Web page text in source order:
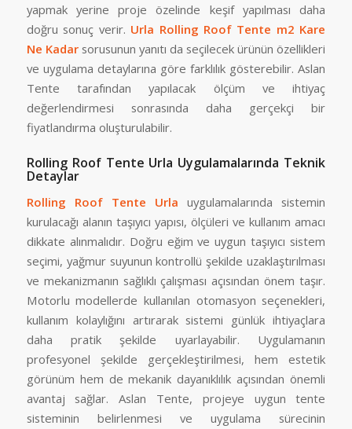
yapmak yerine proje özelinde keşif yapılması daha
doğru sonuç verir. Urla Rolling Roof Tente m2 Kare
Ne Kadarsorusunun yanıtı da seçilecek ürünün özellikleri
ve uygulama detaylarına göre farklılık gösterebilir. Aslan
Tente tarafından yapılacak ölçüm ve ihtiyaç
değerlendirmesi sonrasında daha gerçekçi bir
fiyatlandırma oluşturulabilir.
Rolling Roof Tente Urla Uygulamalarında Teknik
Detaylar
Rolling Roof Tente Urla uygulamalarında sistemin
kurulacağı alanın taşıyıcı yapısı, ölçüleri ve kullanım amacı
dikkate alınmalıdır. Doğru eğim ve uygun taşıyıcı sistem
seçimi, yağmur suyunun kontrollü şekilde uzaklaştırılması
ve mekanizmanın sağlıklı çalışması açısından önem taşır.
Motorlu modellerde kullanılan otomasyon seçenekleri,
kullanım kolaylığını artırarak sistemi günlük ihtiyaçlara
daha pratik şekilde uyarlayabilir. Uygulamanın
profesyonel şekilde gerçekleştirilmesi, hem estetik
görünüm hem de mekanik dayanıklılık açısından önemli
avantaj sağlar. Aslan Tente, projeye uygun tente
sisteminin belirlenmesi ve uygulama sürecinin